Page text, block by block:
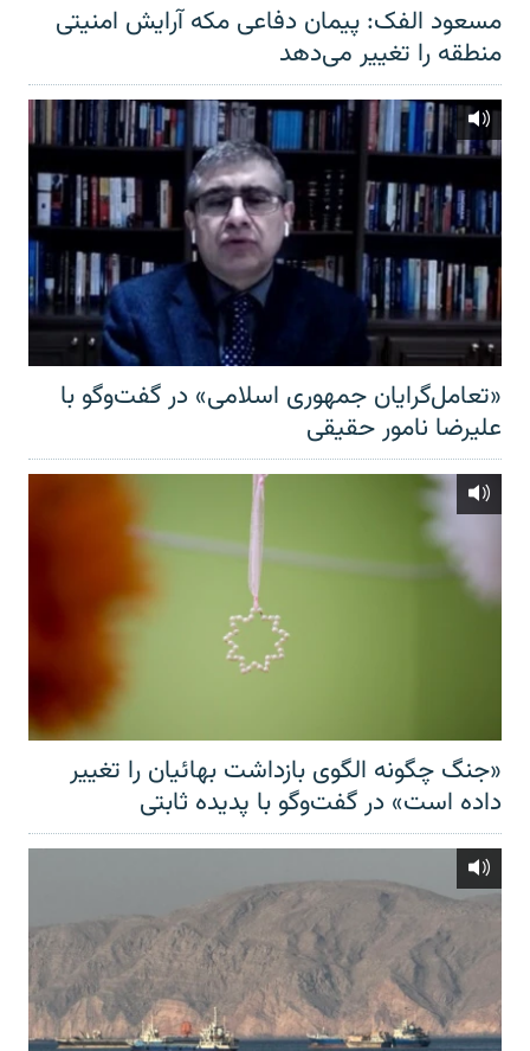
مسعود الفک: پیمان دفاعی مکه آرایش امنیتی
منطقه را تغییر می‌دهد
«تعامل‌گرایان جمهوری اسلامی» در گفت‌وگو با
علیرضا نامور حقیقی
«جنگ چگونه الگوی بازداشت بهائیان را تغییر
داده است» در گفت‌وگو با پدیده ثابتی